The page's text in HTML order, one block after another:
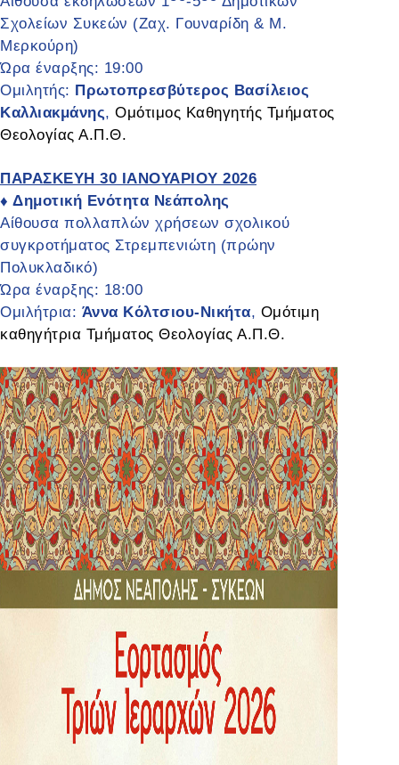
Σχολείων Συκεών (Ζαχ. Γουναρίδη & Μ.
Μερκούρη)
Ώρα έναρξης: 19:00
Ομιλητής: Πρωτοπρεσβύτερος Βασίλειος
Καλλιακμάνης, Ομότιμος Καθηγητής Τμήματος
Θεολογίας Α.Π.Θ.
ΠΑΡΑΣΚΕΥΗ 30 ΙΑΝΟΥΑΡΙΟΥ 2026
♦ Δημοτική Ενότητα Νεάπολης
Αίθουσα πολλαπλών χρήσεων σχολικού
συγκροτήματος Στρεμπενιώτη (πρώην
Πολυκλαδικό)
Ώρα έναρξης: 18:00
Ομιλήτρια: Άννα Κόλτσιου-Νικήτα, Ομότιμη
καθηγήτρια Τμήματος Θεολογίας Α.Π.Θ.